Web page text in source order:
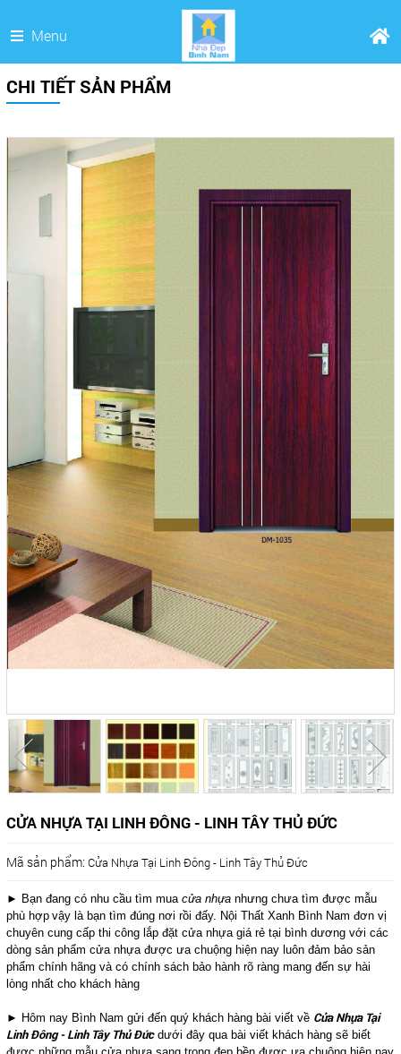
Menu
CHI TIẾT SẢN PHẨM
CỬA NHỰA TẠI LINH ĐÔNG - LINH TÂY THỦ ĐỨC
Mã sản phẩm: Cửa Nhựa Tại Linh Đông - Linh Tây Thủ Đức
► Bạn đang có nhu cầu tìm mua cửa nhựa nhưng chưa tìm được mẫu
phù hợp vậy là bạn tìm đúng nơi rồi đấy. Nội Thất Xanh Bình Nam đơn vị
chuyên cung cấp thi công lắp đặt cửa nhựa giá rẻ tại bình dương với các
dòng sản phẩm cửa nhựa được ưa chuộng hiện nay luôn đảm bảo sản
phẩm chính hãng và có chính sách bảo hành rõ ràng mang đến sự hài
lòng nhất cho khách hàng
► Hôm nay Bình Nam gửi đến quý khách hàng bài viết về Cửa Nhựa Tại
Linh Đông - Linh Tây Thủ Đứcdưới đây qua bài viết khách hàng sẽ biết